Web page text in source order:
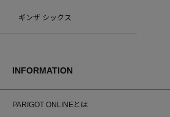
ギンザ シックス
INFORMATION
PARIGOT ONLINEとは